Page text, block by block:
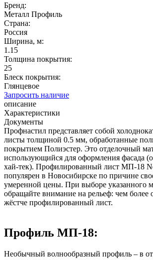
Бренд:
Металл Профиль
Страна:
Россия
Ширина, м:
1.15
Толщина покрытия:
25
Блеск покрытия:
Глянцевое
Запросить наличие
описание
Характеристики
Документы
Профнастил представляет собой
листы толщиной 0.5 мм, обработанные
покрытием Полиэстер. Это отделочный
использующийся для оформления фасада
хай-тек). Профилированный лист МП-18
популярен в Новосибирске по причине
умеренной цены. При выборе указанного
обращайте внимание на рельеф: чем более
жёстче профилированный лист.
Профиль МП-18:
Необычный волнообразный профиль – в